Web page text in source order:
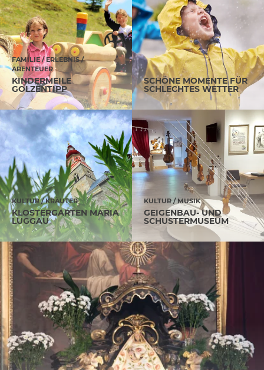
FAMILIE / ERLEBNIS /
ABENTEUER
KINDERMEILE
GOLZENTIPP
SCHÖNE MOMENTE FÜR
SCHLECHTES WETTER
KULTUR / KRÄUTER
KLOSTERGARTEN MARIA
LUGGAU
KULTUR / MUSIK
GEIGENBAU- UND
SCHUSTERMUSEUM